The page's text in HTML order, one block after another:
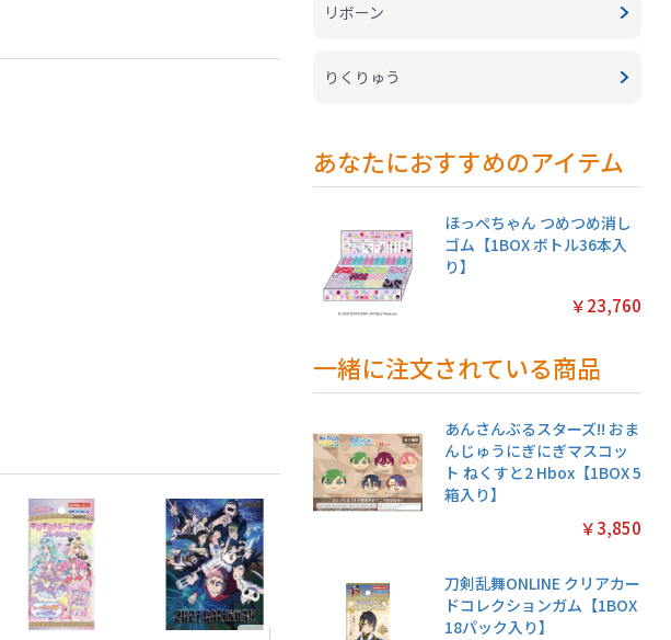
リボーン
りくりゅう
あなたにおすすめのアイテム
ほっぺちゃん つめつめ消し
ゴム【1BOX ボトル36本入
り】
￥23,760
一緒に注文されている商品
あんさんぶるスターズ!! おま
んじゅうにぎにぎマスコッ
ト ねくすと2 Hbox【1BOX 5
箱入り】
￥3,850
刀剣乱舞ONLINE クリアカー
ドコレクションガム【1BOX
18パック入り】